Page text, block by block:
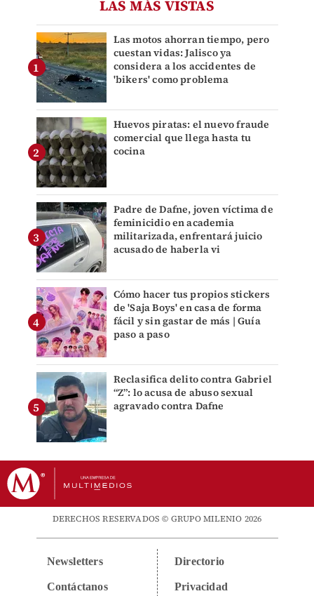
LAS MÁS VISTAS
Las motos ahorran tiempo, pero
cuestan vidas: Jalisco ya
considera a los accidentes de
'bikers' como problema
Huevos piratas: el nuevo fraude
comercial que llega hasta tu
cocina
Padre de Dafne, joven víctima de
feminicidio en academia
militarizada, enfrentará juicio
acusado de haberla vi
Cómo hacer tus propios stickers
de 'Saja Boys' en casa de forma
fácil y sin gastar de más | Guía
paso a paso
Reclasifica delito contra Gabriel
“Z”: lo acusa de abuso sexual
agravado contra Dafne
DERECHOS RESERVADOS © GRUPO MILENIO 2026
Newsletters
Contáctanos
Directorio
Privacidad